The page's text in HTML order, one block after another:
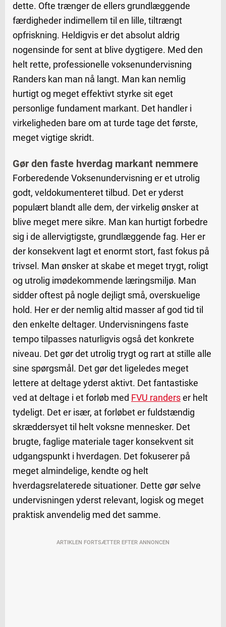
dette. Ofte trænger de ellers grundlæggende
færdigheder indimellem til en lille, tiltrængt
opfriskning. Heldigvis er det absolut aldrig
nogensinde for sent at blive dygtigere. Med den
helt rette, professionelle voksenundervisning
Randers kan man nå langt. Man kan nemlig
hurtigt og meget effektivt styrke sit eget
personlige fundament markant. Det handler i
virkeligheden bare om at turde tage det første,
meget vigtige skridt.
Gør den faste hverdag markant nemmere
Forberedende Voksenundervisning er et utrolig
godt, veldokumenteret tilbud. Det er yderst
populært blandt alle dem, der virkelig ønsker at
blive meget mere sikre. Man kan hurtigt forbedre
sig i de allervigtigste, grundlæggende fag. Her er
der konsekvent lagt et enormt stort, fast fokus på
trivsel. Man ønsker at skabe et meget trygt, roligt
og utrolig imødekommende læringsmiljø. Man
sidder oftest på nogle dejligt små, overskuelige
hold. Her er der nemlig altid masser af god tid til
den enkelte deltager. Undervisningens faste
tempo tilpasses naturligvis også det konkrete
niveau. Det gør det utrolig trygt og rart at stille alle
sine spørgsmål. Det gør det ligeledes meget
lettere at deltage yderst aktivt. Det fantastiske
ved at deltage i et forløb med FVU randerser helt
tydeligt. Det er især, at forløbet er fuldstændig
skræddersyet til helt voksne mennesker. Det
brugte, faglige materiale tager konsekvent sit
udgangspunkt i hverdagen. Det fokuserer på
meget almindelige, kendte og helt
hverdagsrelaterede situationer. Dette gør selve
undervisningen yderst relevant, logisk og meget
praktisk anvendelig med det samme.
ARTIKLEN FORTSÆTTER EFTER ANNONCEN